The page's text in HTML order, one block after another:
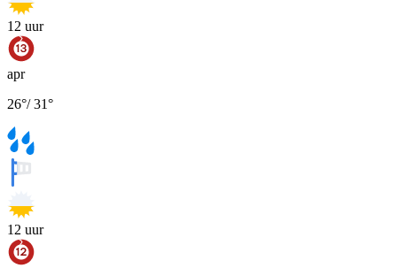
12 uur
apr
26°/31°
12 uur